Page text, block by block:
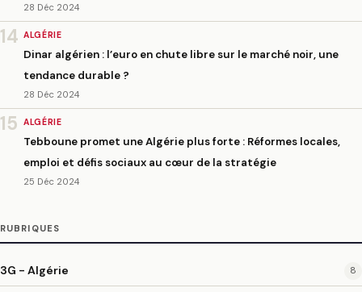
28 Déc 2024
14 ALGÉRIE
Dinar algérien : l’euro en chute libre sur le marché noir, une
tendance durable ?
28 Déc 2024
15 ALGÉRIE
Tebboune promet une Algérie plus forte : Réformes locales,
emploi et défis sociaux au cœur de la stratégie
25 Déc 2024
RUBRIQUES
3G - Algérie 8